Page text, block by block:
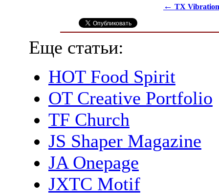
← TX Vibration
Еще статьи:
HOT Food Spirit
OT Creative Portfolio
TF Church
JS Shaper Magazine
JA Onepage
JXTC Motif